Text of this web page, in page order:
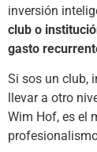
inversión
club o
gasto
Si sos un club,
llevar a otro
Wim Hof, es el